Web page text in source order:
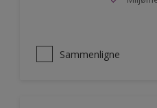
Sammenligne